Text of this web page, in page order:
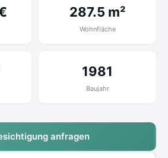
287.5 m²
Wohnfläche
1981
Baujahr
anfragen